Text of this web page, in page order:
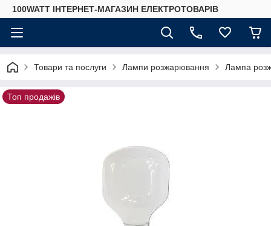
100WATT ІНТЕРНЕТ-МАГАЗИН ЕЛЕКТРОТОВАРІВ
Товари та послуги Лампи розжарювання Лампа
Топ продажів